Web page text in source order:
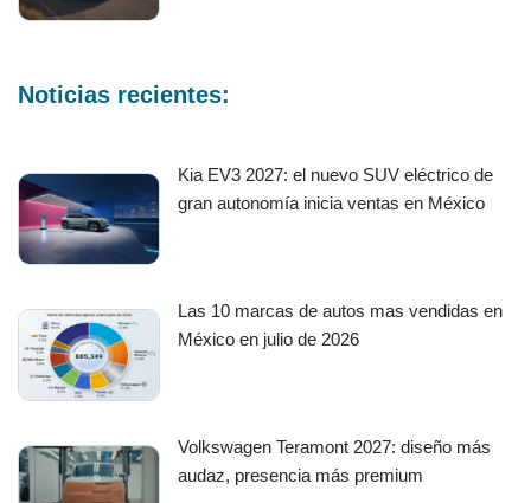
Noticias recientes:
Kia EV3 2027: el nuevo SUV eléctrico de
gran autonomía inicia ventas en México
Las 10 marcas de autos mas vendidas en
México en julio de 2026
Volkswagen Teramont 2027: diseño más
audaz, presencia más premium